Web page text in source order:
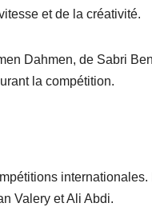
et de la créativité.
Dahmen, de Sabri
la compétition.
Valery et Ali Abdi.